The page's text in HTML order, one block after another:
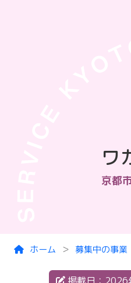
ワ
京都
ホーム 募集中の事業